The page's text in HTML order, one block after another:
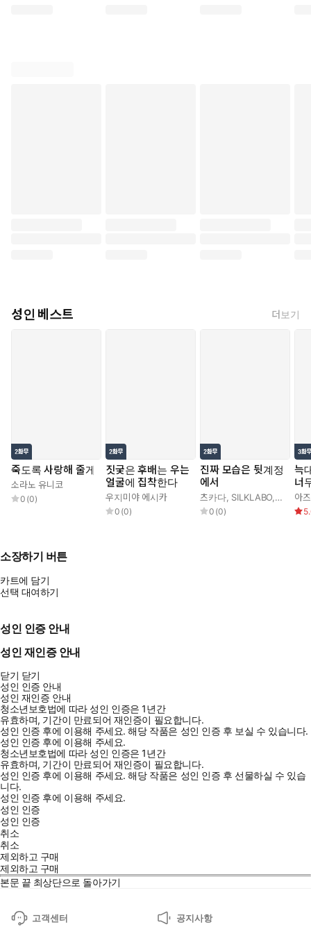
그렇게 시작된 코우타와 아야카의 새로운 생활.
하지만 부모님이 집을 비운 사이, 자유분방한 아야카는 집에 남자 친
구를 불러들인다.
그녀는 부모 앞에서는 ‘착한 아이’, 사생활에서는 ‘나쁜 아이’인 귀찮
한 지붕 안에서 같이 살면서 코우타는 점점 아야카를 의식하기 시작
성인 베스트 더보기
죽도록 사랑해 줄게
소라노 유니코
0 (0)
짓궂은 후배는 우는
얼굴에 집착한다
우지미야 에시카
0 (0)
진짜 모습은 뒷계정
에서
츠카다, SILKLABO, 로만
0 (0)
늑
너
아
소장하기 버튼
카트에 담기
선택 대여하기
성인 인증 안내
성인 재인증 안내
닫기 닫기
성인 인증 안내
성인 재인증 안내
청소년보호법에 따라 성인 인증은 1년간
유효하며, 기간이 만료되어 재인증이 필요합니다.
성인 인증 후에 이용해 주세요.해당 작품은 성인 인증 후 보실 수 있습니다.
성인 인증 후에 이용해 주세요.
청소년보호법에 따라 성인 인증은 1년간
유효하며, 기간이 만료되어 재인증이 필요합니다.
성인 인증 후에 이용해 주세요.해당 작품은 성인 인증 후 선물하실 수 있습
니다.
성인 인증 후에 이용해 주세요.
성인 인증
성인 인증
취소
취소
제외하고 구매
제외하고 구매
본문 끝 최상단으로 돌아가기
고객센터 공지사항